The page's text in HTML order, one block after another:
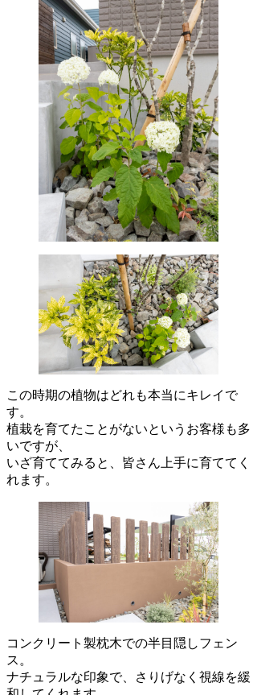
この時期の植物はどれも本当にキレイで
す。
植栽を育てたことがないというお客様も多
いですが、
いざ育ててみると、皆さん上手に育ててく
れます。
コンクリート製枕木での半目隠しフェン
ス。
ナチュラルな印象で、さりげなく視線を緩